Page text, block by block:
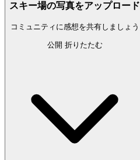
スキー場の写真をアップロード
コミュニティに感想を共有しましょう
公開 折りたたむ